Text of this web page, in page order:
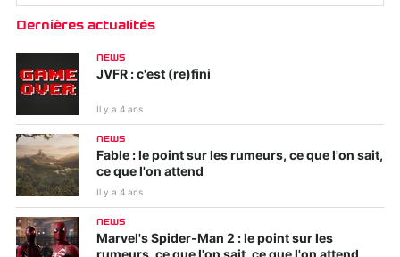
Dernières actualités
NEWS
JVFR : c'est (re)fini
Il y a 4 ans
NEWS
Fable : le point sur les rumeurs, ce que l'on sait,
ce que l'on attend
Il y a 4 ans
NEWS
Marvel's Spider-Man 2 : le point sur les